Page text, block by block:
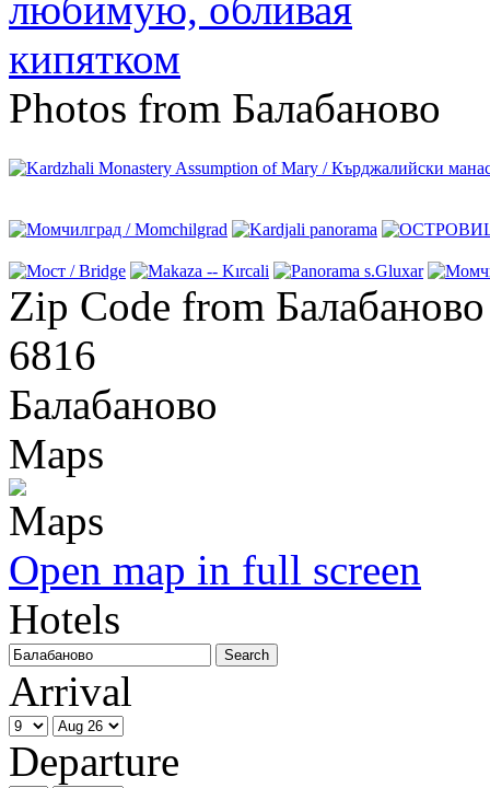
Photos from Балабаново
Zip Code from Балабаново
6816
Балабаново
Maps
Open map in full screen
Hotels
Arrival
Departure